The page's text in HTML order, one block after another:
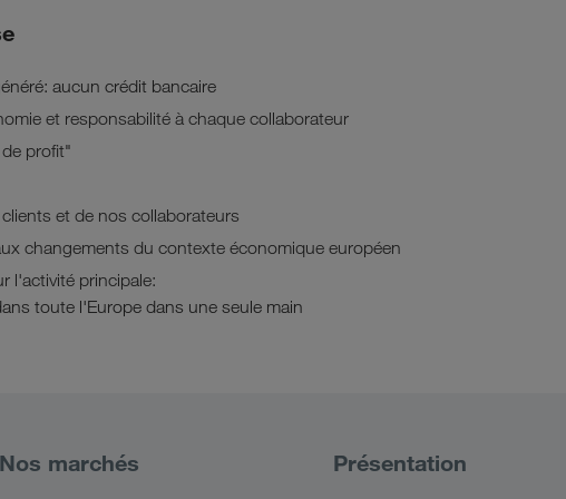
aucun crédit bancaire
et responsabilité à chaque collaborateur
profit"
et de nos collaborateurs
changements du contexte économique européen
l'activité principale:
toute l'Europe dans une seule main
Nos marchés Présentation